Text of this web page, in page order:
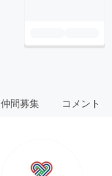
仲間募集 コメント